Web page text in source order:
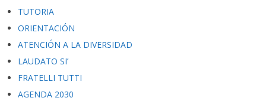
TUTORIA
ORIENTACIÓN
ATENCIÓN A LA DIVERSIDAD
LAUDATO SI’
FRATELLI TUTTI
AGENDA 2030